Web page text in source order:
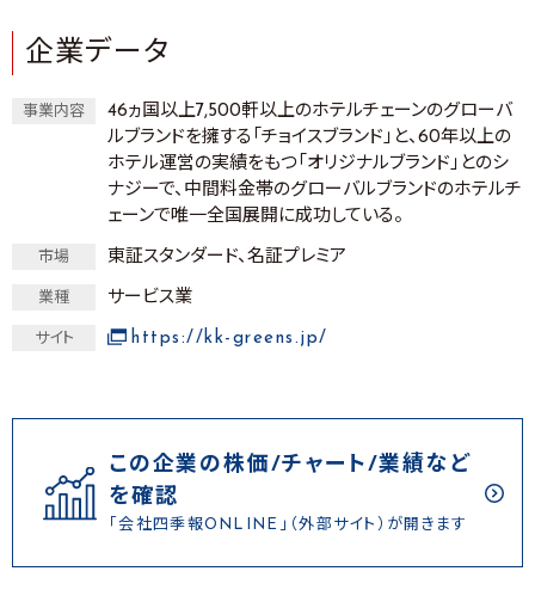
企業データ
事業内容
46ヵ国以上7,500軒以上のホテルチェーンのグローバ
ルブランドを擁する「チョイスブランド」と、60年以上の
ホテル運営の実績をもつ「オリジナルブランド」とのシ
ナジーで、中間料金帯のグローバルブランドのホテルチ
ェーンで唯一全国展開に成功している。
市場 東証スタンダード、名証プレミア
業種 サービス業
サイト https://kk-greens.jp/
この企業の株価/チャート/業績など
を確認
「会社四季報ONLINE」（外部サイト）が開きます